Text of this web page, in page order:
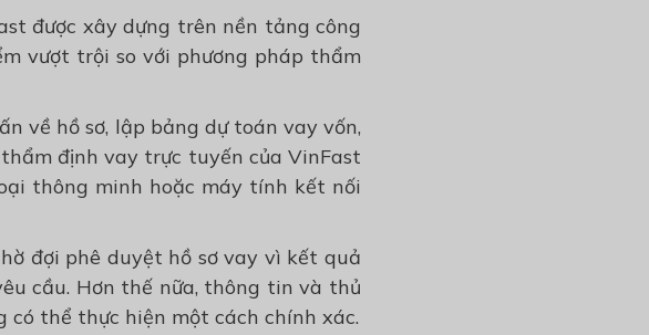
được xây dựng trên nền tảng công
vượt trội so với phương pháp thẩm
về hồ sơ, lập bảng dự toán vay vốn,
định vay trực tuyến của VinFast
thông minh hoặc máy tính kết nối
đợi phê duyệt hồ sơ vay vì kết quả
cầu. Hơn thế nữa, thông tin và thủ
thể thực hiện một cách chính xác.